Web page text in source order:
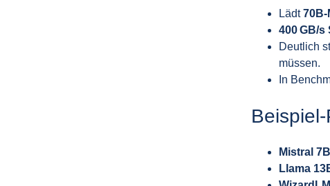
Lädt
400 GB/
Deutlich
müssen.
In
Mistral
Llama